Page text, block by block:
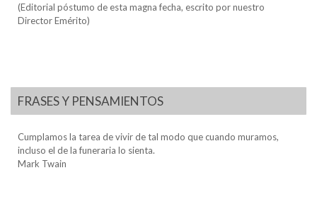
(Editorial póstumo de esta magna fecha, escrito por nuestro
Director Emérito)
FRASES Y PENSAMIENTOS
Cumplamos la tarea de vivir de tal modo que cuando muramos,
incluso el de la funeraria lo sienta.
Mark Twain